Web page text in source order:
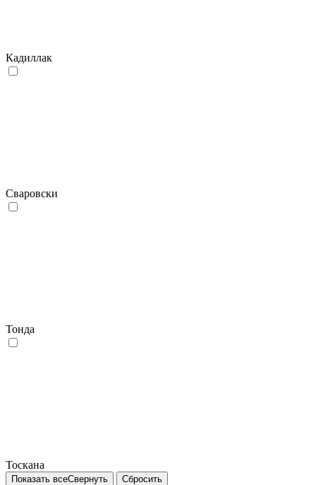
Кадиллак
Сваровски
Тонда
Тоскана
Показать всеСвернуть Сбросить